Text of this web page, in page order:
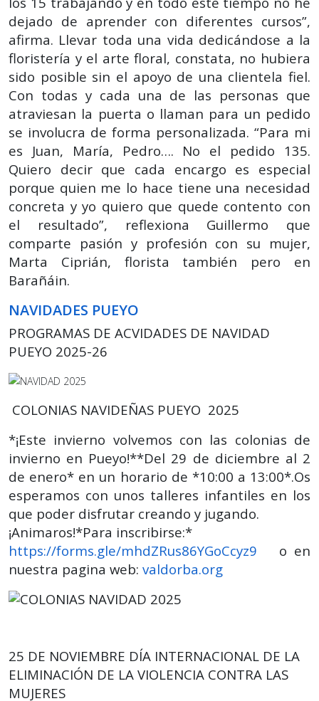
dejado de aprender con diferentes cursos”,
afirma. Llevar toda una vida dedicándose a la
floristería y el arte floral, constata, no hubiera
sido posible sin el apoyo de una clientela fiel.
Con todas y cada una de las personas que
atraviesan la puerta o llaman para un pedido
se involucra de forma personalizada. “Para mi
es Juan, María, Pedro…. No el pedido 135.
Quiero decir que cada encargo es especial
porque quien me lo hace tiene una necesidad
concreta y yo quiero que quede contento con
el resultado”, reflexiona Guillermo que
comparte pasión y profesión con su mujer,
Marta Ciprián, florista también pero en
Barañáin.
NAVIDADES PUEYO
PROGRAMAS DE ACVIDADES DE NAVIDAD
PUEYO 2025-26
COLONIAS NAVIDEÑAS PUEYO 2025
*¡Este invierno volvemos con las colonias de
invierno en Pueyo!**Del 29 de diciembre al 2
de enero* en un horario de *10:00 a 13:00*.Os
esperamos con unos talleres infantiles en los
que poder disfrutar creando y jugando.
¡Animaros!*Para inscribirse:*
https://forms.gle/mhdZRus86YGoCcyz9 o en
nuestra pagina web: valdorba.org
25 DE NOVIEMBRE DÍA INTERNACIONAL DE LA
ELIMINACIÓN DE LA VIOLENCIA CONTRA LAS
MUJERES